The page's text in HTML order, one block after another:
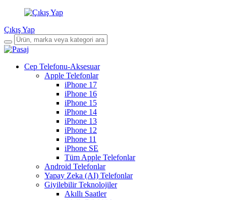
Çıkış Yap
Cep Telefonu-Aksesuar
Apple Telefonlar
iPhone 17
iPhone 16
iPhone 15
iPhone 14
iPhone 13
iPhone 12
iPhone 11
iPhone SE
Tüm Apple Telefonlar
Android Telefonlar
Yapay Zeka (AI) Telefonlar
Giyilebilir Teknolojiler
Akıllı Saatler